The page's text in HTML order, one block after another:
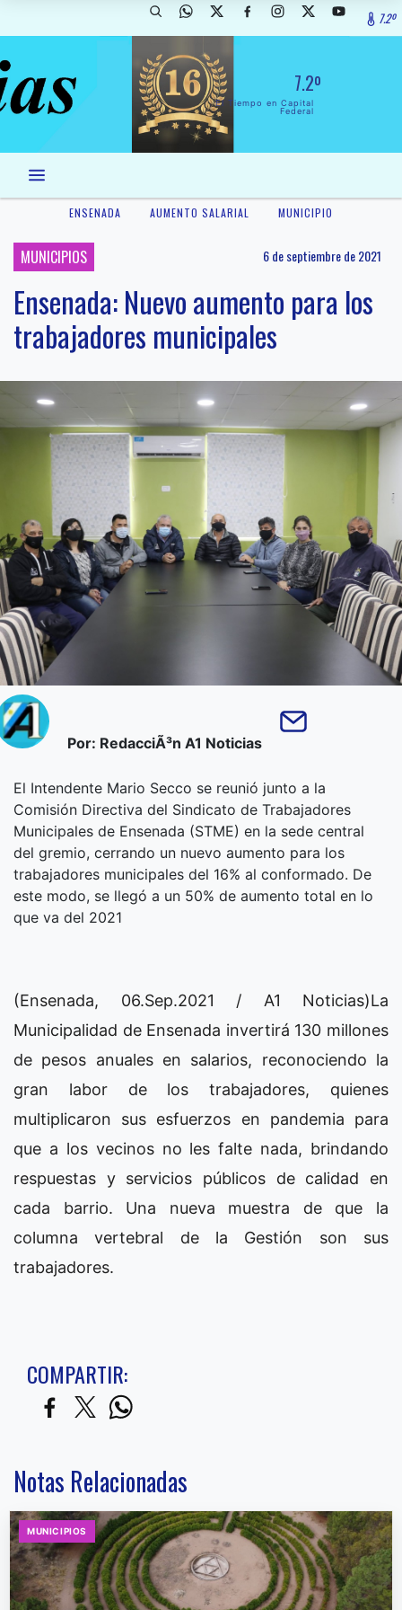
7.2º
7.2º
El Tiempo en Capital
Federal
ENSENADA AUMENTO SALARIAL MUNICIPIO
MUNICIPIOS 6 de septiembre de 2021
Ensenada: Nuevo aumento para los
trabajadores municipales
Por: RedacciÃ³n A1 Noticias
El Intendente Mario Secco se reunió junto a la
Comisión Directiva del Sindicato de Trabajadores
Municipales de Ensenada (STME) en la sede central
del gremio, cerrando un nuevo aumento para los
trabajadores municipales del 16% al conformado. De
este modo, se llegó a un 50% de aumento total en lo
que va del 2021
(Ensenada, 06.Sep.2021 / A1 Noticias)La
Municipalidad de Ensenada invertirá 130 millones
de pesos anuales en salarios, reconociendo la
gran labor de los trabajadores, quienes
multiplicaron sus esfuerzos en pandemia para
que a los vecinos no les falte nada, brindando
respuestas y servicios públicos de calidad en
cada barrio. Una nueva muestra de que la
columna vertebral de la Gestión son sus
trabajadores.
COMPARTIR:
Notas Relacionadas
MUNICIPIOS